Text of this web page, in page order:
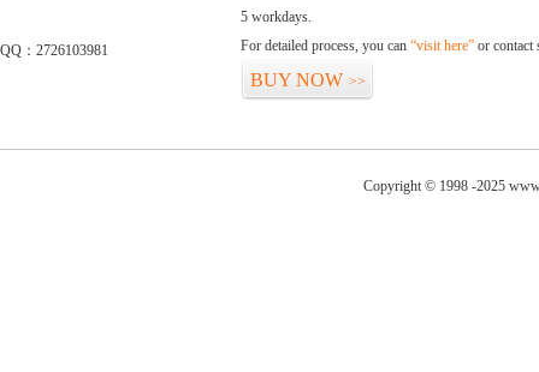
QQ：2726103981
5 workdays.
For detailed process, you can “visit here” or contact
BUY NOW >>
Copyright © 1998 -2025